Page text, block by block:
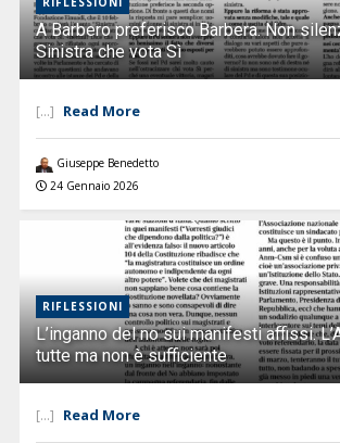
A Barbero preferisco Barbera. Non
Sinistra che vota Sì
[...] Read More
Giuseppe Benedetto
24 Gennaio 2026
RIFLESSIONI
L’inganno del no sui manifesti affissi.
tutte ma non è sufficiente
[...] Read More